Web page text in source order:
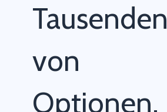
Tausenden
von
Optionen,